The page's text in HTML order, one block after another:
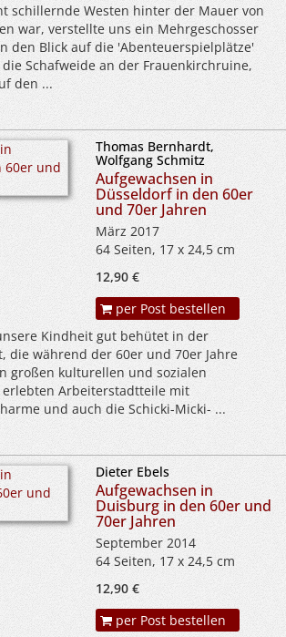
schillernde Westen hinter der Mauer von
war, verstellte uns ein Mehrgeschosser
den Blick auf die 'Abenteuerspielplätze'
Schafweide an der Frauenkirchruine,
den ...
Thomas Bernhardt,
Wolfgang Schmitz
Aufgewachsen in
Düsseldorf in den 60er
und 70er Jahren
März 2017
64 Seiten, 17 x 24,5 cm
12,90 €
per Post bestellen
Kindheit gut behütet in der
die während der 60er und 70er Jahre
großen kulturellen und sozialen
erlebten Arbeiterstadtteile mit
und auch die Schicki-Micki- ...
Dieter Ebels
Aufgewachsen in
Duisburg in den 60er und
70er Jahren
September 2014
64 Seiten, 17 x 24,5 cm
12,90 €
per Post bestellen